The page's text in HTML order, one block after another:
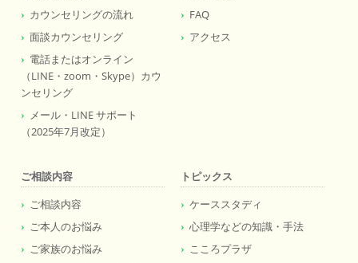
カウンセリングの流れ
面談カウンセリング
電話またはオンライン
（LINE・zoom・Skype）カウ
ンセリング
メール・LINE サポート
（2025年7月改定）
FAQ
アクセス
ご相談内容
ご相談内容
ご本人のお悩み
ご家族のお悩み
トピックス
ケーススタディ
心理学などの知識・手法
こころプラザ